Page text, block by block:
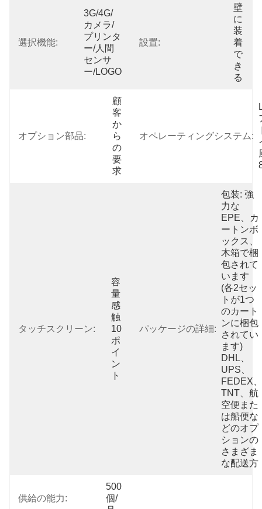
選択機能:
3G/4G/
カメラ/
プリンタ
ー/人間
センサ
ー/LOGO
設置:
壁
に
装
着
で
き
る
オプション部品:
顧
客
か
ら
の
要
求
オペレーティングシステム:
タッチスクリーン:
容
量
感
触
10
ポ
イ
ン
ト
パッケージの詳細:
包装: 強
力な
EPE、カ
ートンボ
ックス、
木箱で梱
包されて
います
(各2セッ
トが1つ
のカート
ンに梱包
されてい
ます)
DHL、
UPS、
FEDEX、
TNT、航
空便また
は船便な
どのオプ
ションの
さまざま
な配送方
供給の能力:
500
個/